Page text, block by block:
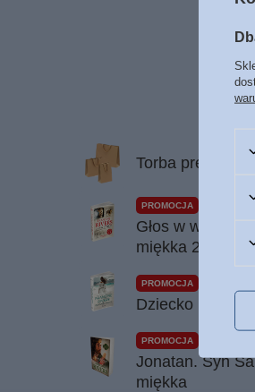
Torba
PROMOCJA
Głos w wietrze
miękka 2022
PROMOCJA
Dziecko pokuty
PROMOCJA
Jonatan. Syn
miękka